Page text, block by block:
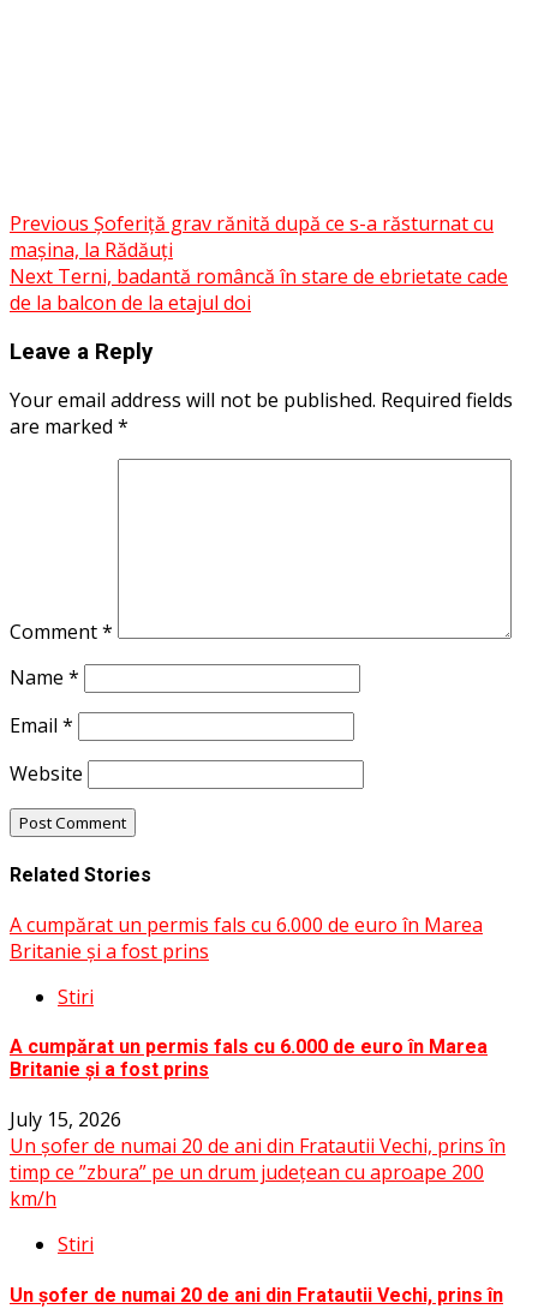
Share
Post
navigation
Previous Șoferiță grav rănită după ce s-a răsturnat cu
mașina, la Rădăuți
Next Terni, badantă româncă în stare de ebrietate cade
de la balcon de la etajul doi
Leave a Reply
Your email address will not be published. Required fields
are marked *
Comment*
Name *
Email *
Website
Related Stories
A cumpărat un permis fals cu 6.000 de euro în Marea
Britanie și a fost prins
Stiri
A cumpărat un permis fals cu 6.000 de euro în Marea
Britanie și a fost prins
July 15, 2026
Un șofer de numai 20 de ani din Fratautii Vechi, prins în
timp ce ”zbura” pe un drum județean cu aproape 200
km/h
Stiri
Un șofer de numai 20 de ani din Fratautii Vechi, prins în